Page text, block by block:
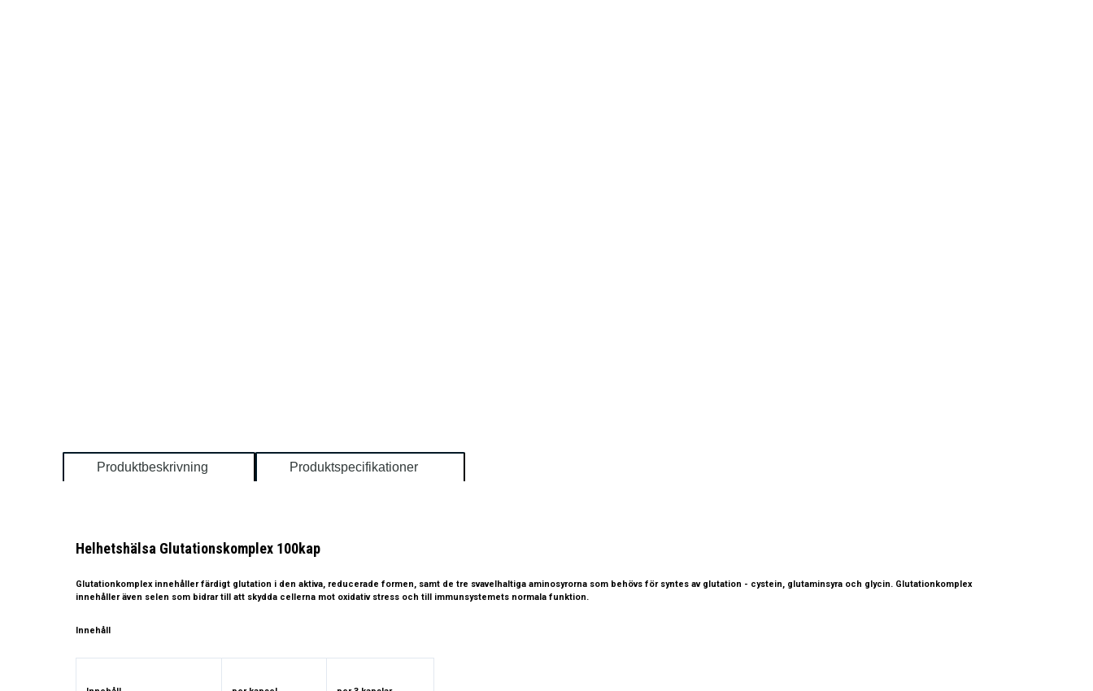
Produktbeskrivning Produktspecifikationer
Helhetshälsa Glutationskomplex 100kap
Glutationkomplex innehåller färdigt glutation i den aktiva, reducerade formen, samt de tre svavelhaltiga aminosyrorna som behövs för syntes av glutation - cystein, glutaminsyra och glycin. Glutationkomplex
innehåller även selen som bidrar till att skydda cellerna mot oxidativ stress och till immunsystemets normala funktion.
Innehåll